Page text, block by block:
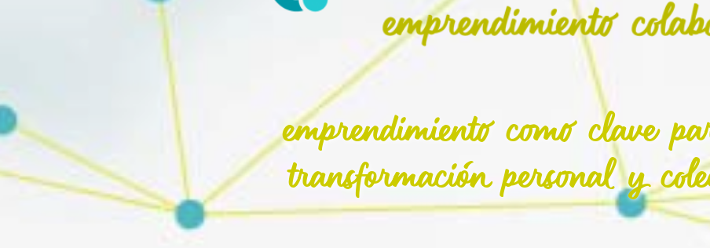
emprendimiento como clave
transformación personal y